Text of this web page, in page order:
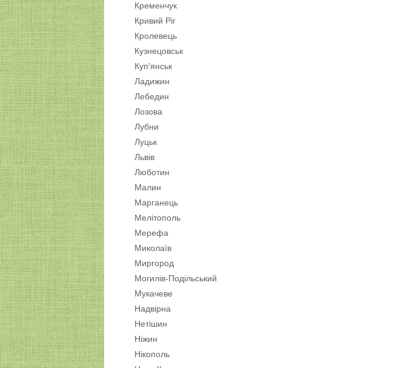
Кременчук
Кривий Ріг
Кролевець
Кузнецовськ
Куп'янськ
Ладижин
Лебедин
Лозова
Лубни
Луцьк
Львів
Люботин
Малин
Марганець
Мелітополь
Мерефа
Миколаїв
Миргород
Могилів-Подільський
Мукачеве
Надвірна
Нетішин
Ніжин
Нікополь